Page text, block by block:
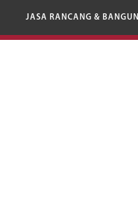
JASA RANCANG & BANGUN